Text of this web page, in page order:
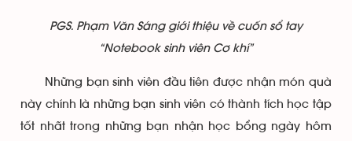
PGS. Phạm Văn Sáng giới thiệu về cuốn sổ tay
“Notebook sinh viên Cơ khí”
Những bạn sinh viên đầu tiên được nhận món quà
này chính là những bạn sinh viên có thành tích học tập
tốt nhất trong những bạn nhận học bổng ngày hôm